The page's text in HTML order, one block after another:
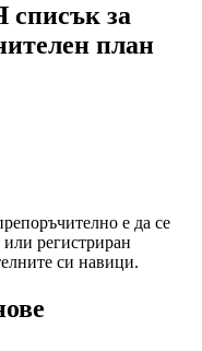
за
план
е да се
регистриран
си навици.